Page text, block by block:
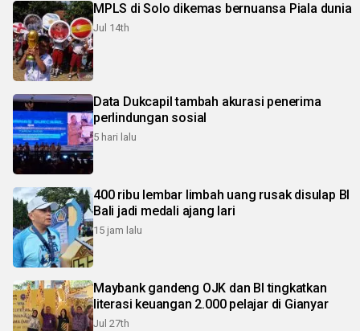
MPLS di Solo dikemas bernuansa Piala dunia
Jul 14th
Data Dukcapil tambah akurasi penerima
perlindungan sosial
5 hari lalu
400 ribu lembar limbah uang rusak disulap BI
Bali jadi medali ajang lari
15 jam lalu
Maybank gandeng OJK dan BI tingkatkan
literasi keuangan 2.000 pelajar di Gianyar
Jul 27th